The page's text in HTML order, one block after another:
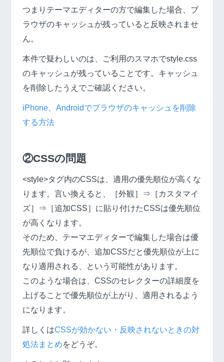
つまりテーマエディターの方で編集した場合、ブ
ラウザのキャッシュが残っていると反映されませ
ん。
本件で疑わしいのは、ご利用のスマホでstyle.css
のキャッシュが残っていることです。キャッシュ
を削除したうえでご確認ください。
iPhone、Androidでブラウザのキャッシュを削除
する方法
②CSSの問題
<style>タグ内のCSSは、適用の優先順位が高くな
ります。言い換えると、［外観］⇒［カスタマイ
ズ］⇒［追加CSS］に貼り付けたCSSは優先順位
が高くなります。
そのため、テーマエディターで編集した場合は優
先順位で負けるが、追加CSSだと優先順位が上に
なり適用される、という可能性があります。
このような場合は、CSSのセレクターの詳細度を
上げることで優先順位が上がり、適用されるよう
になります。
詳しくはCSSが効かない・反映されないときの対
処法まとめをどうぞ。